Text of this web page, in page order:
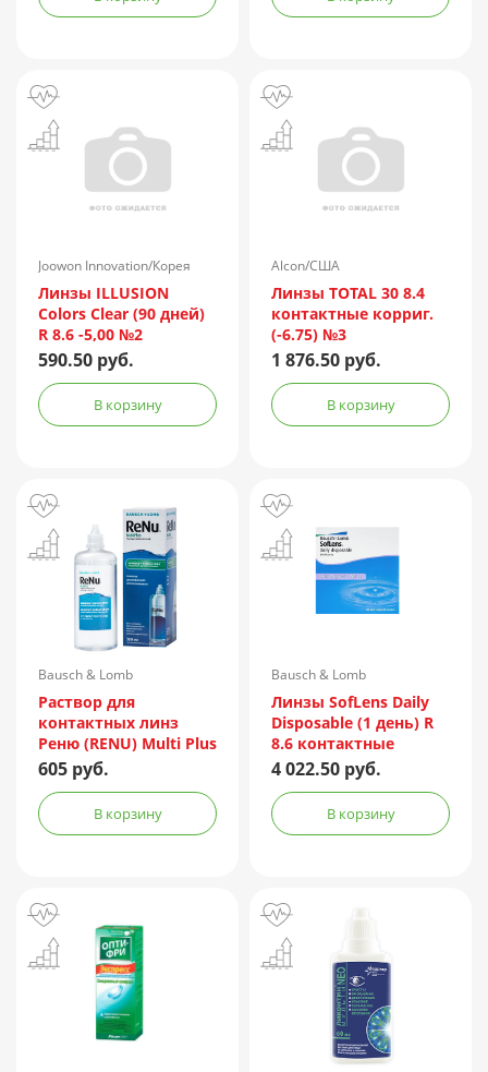
Joowon Innovation/Корея
Линзы ILLUSION
Colors Clear (90 дней)
R 8.6 -5,00 №2
590.50 руб.
В корзину
Alcon/США
Линзы TOTAL 30 8.4
контактные корриг.
(-6.75) №3
1 876.50 руб.
В корзину
Bausch & Lomb
Incorporated/Италия
Раствор для
контактных линз
Реню (RENU) Multi Plus
360мл + контейнер
605 руб.
В корзину
Bausch & Lomb
Линзы SofLens Daily
Disposable (1 день) R
8.6 контактные
мягкие корриг. -1,50
4 022.50 руб.
В корзину